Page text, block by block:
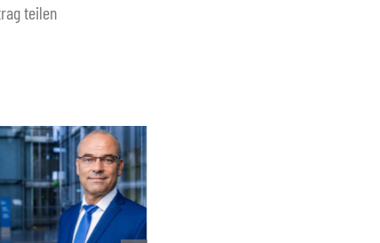
teilen